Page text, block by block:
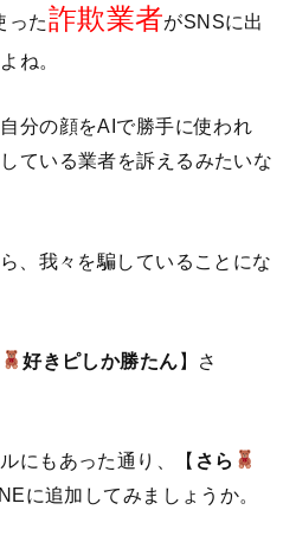
った詐欺業者がSNSに出
ね。
分の顔をAIで勝手に使われ
ている業者を訴えるみたいな
、我々を騙していることにな
好きピしか勝たん】さ
にもあった通り、【 さら
に追加してみましょうか。